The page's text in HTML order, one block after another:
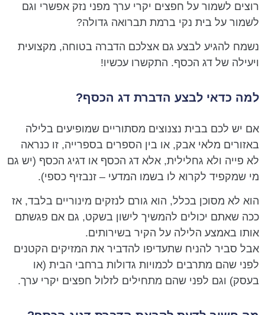
רוצים לשמור על חפצים יקרי ערך מפני נזק אפשרי וגם
לשמור על בית נקי ברמת תברואה גדולה?
נשמח להגיע לבצע גם אצלכם הדברה בטוחה, מקצועית
ויעילה של דג הכסף. התקשרו עכשיו!
למה כדאי לבצע הדברת דג הכסף?
אם יש לכם בבית נצנוצים מסתוריים שמופיעים בלילה
באזורים מלאי אבק, או בין הספרים בספרייה, זו כנראה
לא פייה ולא גחלילית, אלא דג הכסף או דגיג הכסף (יש גם
מי שמקפיד לקרוא לו בשמו המדעי – זנבזיף כספי).
הוא לא מסוכן בכלל, הוא גורם לנזקים מינוריים בלבד, אז
ככה שאתם יכולים להמשיך לישון בשקט, גם אם פגשתם
אותו באמצע הלילה על הקיר בשירותים.
אבל סביר להניח שתעדיפו להדביר את המזיקים הקטנים
לפני שהם מתרבים לכמויות גדולות ברחבי הבית (או
בעסק) וגם לפני שהם מתחילים לזלול חפצים יקרי ערך.